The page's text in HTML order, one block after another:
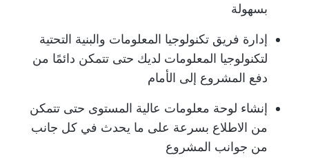
بسهولة
إدارة فريق تكنولوجيا المعلومات والبنية التحتية
لتكنولوجيا المعلومات لديك حتى تتمكن دائمًا من
دفع المشروع إلى الأمام
إنشاء لوحة معلومات عالية المستوى حتى تتمكن
من الاطلاع بسرعة على ما يحدث في كل جانب
من جوانب المشروع